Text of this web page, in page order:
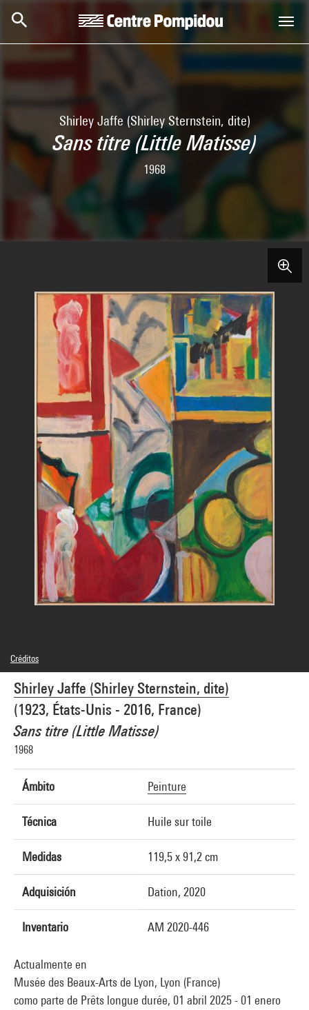
Shirley Jaffe (Shirley Sternstein, dite)
Sans titre (Little Matisse)
1968
Shirley Jaffe (Shirley Sternstein, dite)
(1923, États-Unis - 2016, France)
Sans titre (Little Matisse)
1968
Ámbito Peinture
Técnica Huile sur toile
Medidas 119,5 x 91,2 cm
Adquisición Dation, 2020
Inventario AM 2020-446
Actualmente en
Musée des Beaux-Arts de Lyon, Lyon (France)
como parte de Prêts longue durée, 01 abril 2025 - 01 enero
Créditos
© Adagp, Paris
Créditos fotográficos : Centre Pompidou, MNAM-CCI/Audrey Laurans/Dist.
GrandPalaisRmn
Referencia de la imagen : 4N94932
Difusión de la imagen :GrandPalaisRmnPhoto